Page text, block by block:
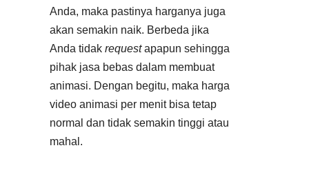
Anda, maka pastinya harganya juga
akan semakin naik. Berbeda jika
Anda tidak requestapapun sehingga
pihak jasa bebas dalam membuat
animasi. Dengan begitu, maka harga
video animasi per menit bisa tetap
normal dan tidak semakin tinggi atau
mahal.